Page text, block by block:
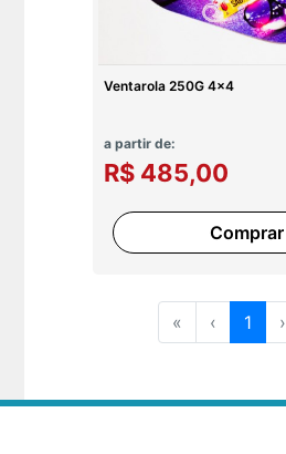
Ventarola 250G 4x4
a partir de:
R$ 485,00
Comprar
« ‹ 1 ›